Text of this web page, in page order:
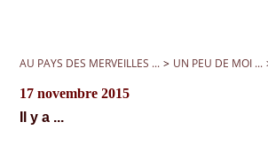
AU PAYS DES MERVEILLES ... > UN PEU DE MOI ...
17 novembre 2015
Il y a ...